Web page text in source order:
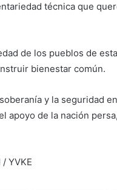
técnica que
de los pueblos de
bienestar común.
y la seguridad
apoyo de la nación
YVKE